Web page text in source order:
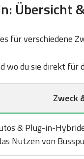
Übersicht
für verschiedene
wo du sie direkt
Zweck
& Plug-in-
Nutzen von